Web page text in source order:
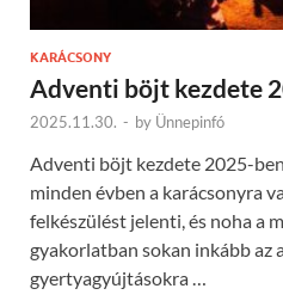
KARÁCSONY
Adventi böjt kezdete
2025.11.30. - by Ünnepinfó
Adventi böjt kezdete 2025-
minden évben a karácsonyra
felkészülést jelenti, és noha a
gyakorlatban sokan inkább az
gyertyagyújtásokra …